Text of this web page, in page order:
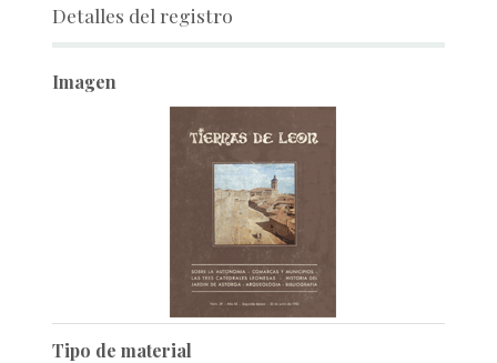
Detalles del registro
Imagen
Tipo de material